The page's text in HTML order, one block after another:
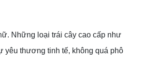
Những loại trái cây cao cấp như
yêu thương tinh tế, không quá phô